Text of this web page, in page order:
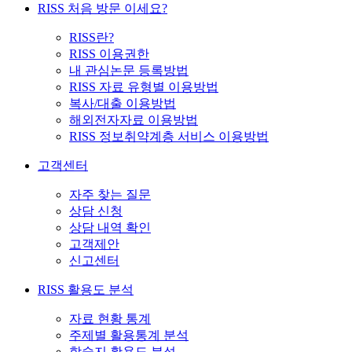
RISS 처음 방문 이세요?
RISS란?
RISS 이용권한
내 관심논문 등록방법
RISS 자료 유형별 이용방법
복사/대출 이용방법
해외전자자료 이용방법
RISS 정보취약계층 서비스 이용방법
고객센터
자주 찾는 질문
상담 신청
상담 내역 확인
고객제안
신고센터
RISS 활용도 분석
자료 현황 통계
주제별 활용통계 분석